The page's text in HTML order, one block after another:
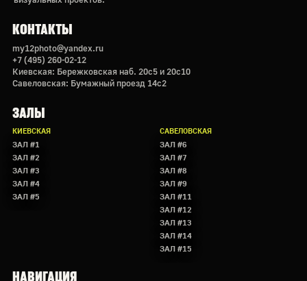
КОНТАКТЫ
my12photo@yandex.ru
+7 (495) 260-02-12
Киевская: Бережковская наб. 20с5 и 20с10
Савеловская: Бумажный проезд 14с2
ЗАЛЫ
КИЕВСКАЯ
ЗАЛ #1
ЗАЛ #2
ЗАЛ #3
ЗАЛ #4
ЗАЛ #5
САВЕЛОВСКАЯ
ЗАЛ #6
ЗАЛ #7
ЗАЛ #8
ЗАЛ #9
ЗАЛ #11
ЗАЛ #12
ЗАЛ #13
ЗАЛ #14
ЗАЛ #15
НАВИГАЦИЯ